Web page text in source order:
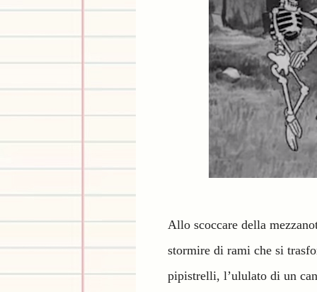
Allo scoccare della
stormire di rami che si
pipistrelli, l’ululato di un